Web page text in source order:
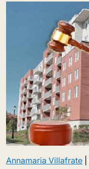
Annamaria Villafrate